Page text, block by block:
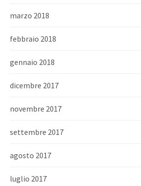
marzo 2018
febbraio 2018
gennaio 2018
dicembre 2017
novembre 2017
settembre 2017
agosto 2017
luglio 2017